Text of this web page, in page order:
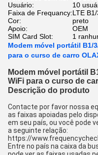
Usuário:
10
Faixa de Frequancy:LTE
Cor:
preto
Apoio:
OEM
SIM Card Slot:
1
Modem móvel portátil B1/
para o curso de carro
Modem móvel portátil
WiFi para o curso de
Descrição do produto
Contacte por favor nossa
as faixas apoiadas pelo
em seu país, ou você pode
a seguinte relação:
https://
Entre no país na caixa da